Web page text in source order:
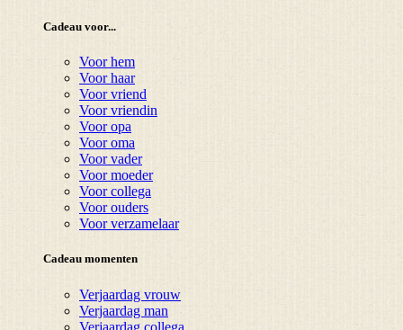
Cadeau voor...
Voor hem
Voor haar
Voor vriend
Voor vriendin
Voor opa
Voor oma
Voor vader
Voor moeder
Voor collega
Voor ouders
Voor verzamelaar
Cadeau momenten
Verjaardag vrouw
Verjaardag man
Verjaardag collega